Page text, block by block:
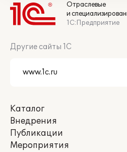
Отраслевые
и
1С:Предприятие
Другие сайты 1С
Каталог
Внедрения
Публикации
Мероприятия